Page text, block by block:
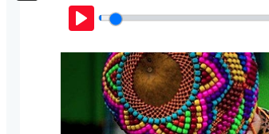
Play